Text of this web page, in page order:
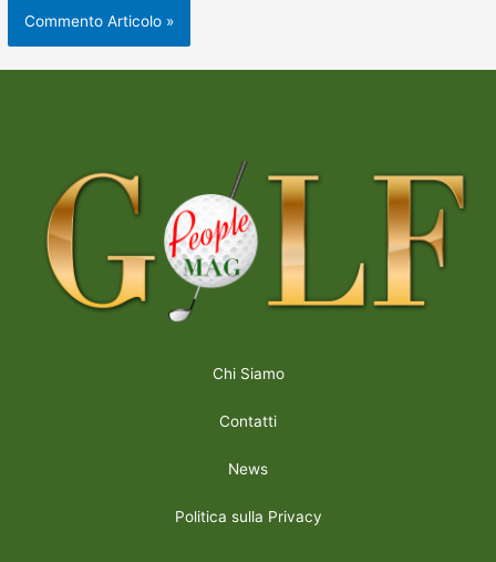
Chi Siamo
Contatti
News
Politica sulla Privacy